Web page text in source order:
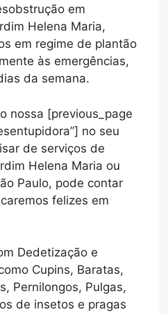
em
Helena Maria,
em regime de plantão
às emergências,
da semana.
nossa [previous_page
no seu
de serviços de
Helena Maria ou
Paulo, pode contar
felizes em
Dedetização e
Cupins, Baratas,
Pernilongos, Pulgas,
de insetos e pragas